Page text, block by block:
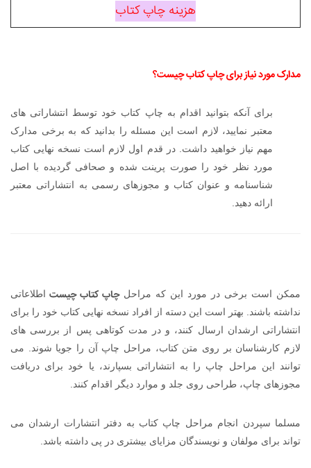
هزینه چاپ کتاب
مدارک مورد نیاز برایچاپ کتاب چیست؟
برای آنکه بتوانید اقدام به چاپ کتاب خود توسط انتشاراتی های
معتبر نمایید، لازم است این مسئله را بدانید که به برخی مدارک
مهم نیاز خواهید داشت. در قدم اول لازم است نسخه نهایی کتاب
مورد نظر خود را صورت پرینت شده و صحافی گردیده با اصل
شناسنامه و عنوان کتاب و مجوزهای رسمی به انتشاراتی معتبر
ارائه دهید.
ممکن است برخی در مورد این که مراحلچاپ کتاب چیست اطلاعاتی
نداشته باشند. بهتر است این دسته از افراد نسخه نهایی کتاب خود را برای
انتشاراتی ارشدان ارسال کنند، و در مدت کوتاهی پس از بررسی های
لازم کارشناسان بر روی متن کتاب، مراحل چاپ آن را جویا شوند. می
توانند این مراحل چاپ را به انتشاراتی بسپارند، یا خود برای دریافت
مجوزهای چاپ، طراحی روی جلد و موارد دیگر اقدام کنند.
مسلما سپردن انجام مراحل چاپ کتاب به دفتر انتشارات ارشدان می
تواند برای مولفان و نویسندگان مزایای بیشتری در پی داشته باشد.